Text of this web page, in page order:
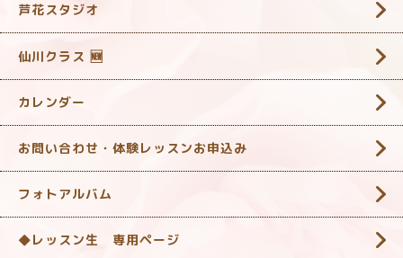
芦花スタジオ
仙川クラス 🆕
カレンダー
お問い合わせ・体験レッスンお申込み
フォトアルバム
◆レッスン生 専用ページ